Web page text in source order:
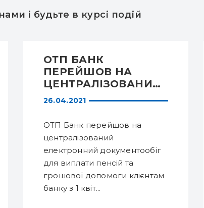
і будьте в курсі подій
26.04.2021
ОТП БАНК
ПЕРЕЙШОВ НА
ЦЕНТРАЛІЗОВАНИЙ
ЕЛЕКТРОНИЙ
ДЛЯ ВИПЛАТИ
ПАНСІЙ ТА
ГРОШОВОЇ
ДОПОМОГИ
ОТП Банк перейшов на
централізований
електронний документообіг
для виплати пенсій та
грошової допомоги клієнтам
банку з 1 квіт...